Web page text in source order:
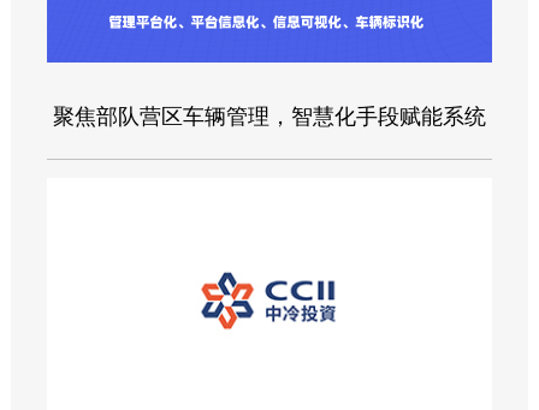
聚焦部队营区车辆管理，智慧化手段赋能系统